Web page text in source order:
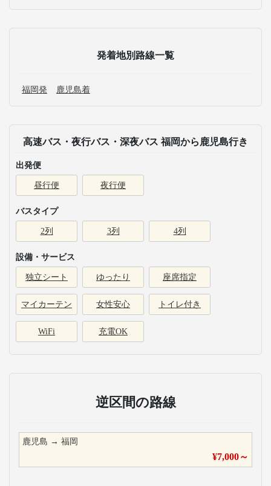
発着地別路線一覧
福岡発 鹿児島着
高速バス・夜行バス・深夜バス 福岡から鹿児島行き
出発便
昼行便 夜行便
バスタイプ
2列 3列 4列
設備・サービス
独立シート ゆったり 座席指定
マイカーテン 女性安心 トイレ付き
WiFi 充電OK
逆区間の路線
鹿児島 → 福岡
¥7,000～